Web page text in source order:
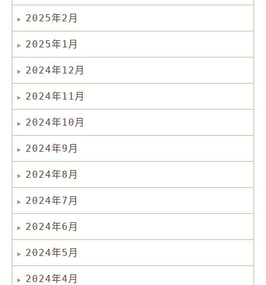
2025年2月
2025年1月
2024年12月
2024年11月
2024年10月
2024年9月
2024年8月
2024年7月
2024年6月
2024年5月
2024年4月